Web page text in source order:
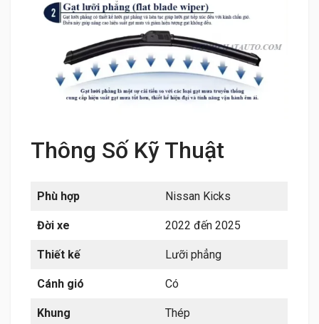
Thông Số Kỹ Thuật
Phù hợp Nissan Kicks
Đời xe 2022 đến 2025
Thiết kế Lưỡi phẳng
Cánh gió Có
Khung Thép